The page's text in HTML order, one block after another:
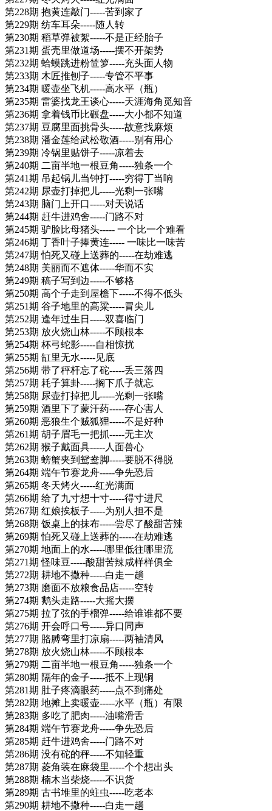
第228期 抱黄连敲门-----苦到家了
第229期 纺车耳朵-----随人转
第230期 稻草弹被絮-----不是正经胎子
第231期 蛋壳里做道场-----摆不开架势
第232期 蛤蟆跳进粉笸箩-----充头面人物
第233期 木匠推刨子-----专管不平事
第234期 暖壶坐飞机-----高水平（瓶）
第235期 雷婆找龙王谈心-----天涯海角觅知音
第236期 拿着钱币比碾盘-----大小都不知道
第237期 豆腐里面挑骨头-----故意找麻烦
第238期 潘金莲给武松敬酒-----别有用心
第239期 冷锅里贴饼子-----凉着去
第240期 二亩半地一根豆角-----独条一个
第241期 吊起锅儿当钟打-----穷得丁当响
第242期 尿壶打掉把儿-----光剩一张嘴
第243期 脑门上开口-----对天说话
第244期 赶牛进鸡舍-----门路不对
第245期 驴脸比母猪头----- 一个比一个难看
第246期 丁香叶子捧黄连----- 一味比一味苦
第247期 怕死又碰上送葬的-----在劫难逃
第248期 美丽而不遮体-----华而不实
第249期 稿子写到边-----不够格
第250期 高个子走到屋檐下-----不得不低头
第251期 谷子地里的高粱-----冒尖儿
第252期 逢年过生日-----双喜临门
第253期 放火烧山林-----不顾根本
第254期 杯弓蛇影-----自相惊扰
第255期 缸里无水-----见底
第256期 带了秤杆忘了砣-----丢三落四
第257期 耗子算卦-----搁下爪子就忘
第258期 尿壶打掉把儿-----光剩一张嘴
第259期 酒里下了蒙汗药-----存心害人
第260期 恶狼生个贼狐狸-----不是好种
第261期 胡子眉毛一把抓-----无主次
第262期 猴子戴面具-----人面兽心
第263期 螃蟹夹到鸳鸯脚-----要脱不得脱
第264期 端午节赛龙舟-----争先恐后
第265期 冬天烤火-----红光满面
第266期 给了九寸想十寸-----得寸进尺
第267期 红娘挨板子-----为别人担不是
第268期 饭桌上的抹布-----尝尽了酸甜苦辣
第269期 怕死又碰上送葬的-----在劫难逃
第270期 地面上的水-----哪里低往哪里流
第271期 怪味豆-----酸甜苦辣咸样样俱全
第272期 耕地不撒种-----白走一趟
第273期 磨面不放粮食品店-----空转
第274期 鹅头走路-----大摇大摆
第275期 拉了弦的手榴弹-----给谁谁都不要
第276期 开会呼口号-----异口同声
第277期 胳膊弯里打凉扇-----两袖清风
第278期 放火烧山林-----不顾根本
第279期 二亩半地一根豆角-----独条一个
第280期 隔年的金子-----抵不上现铜
第281期 肚子疼滴眼药-----点不到痛处
第282期 地摊上卖暖壶-----水平（瓶）有限
第283期 多吃了肥肉-----油嘴滑舌
第284期 端午节赛龙舟-----争先恐后
第285期 赶牛进鸡舍-----门路不对
第286期 没有砣的秤-----不知轻重
第287期 菱角装在麻袋里-----个个想出头
第288期 楠木当柴烧-----不识货
第289期 古书堆里的蛀虫-----吃老本
第290期 耕地不撒种-----白走一趟